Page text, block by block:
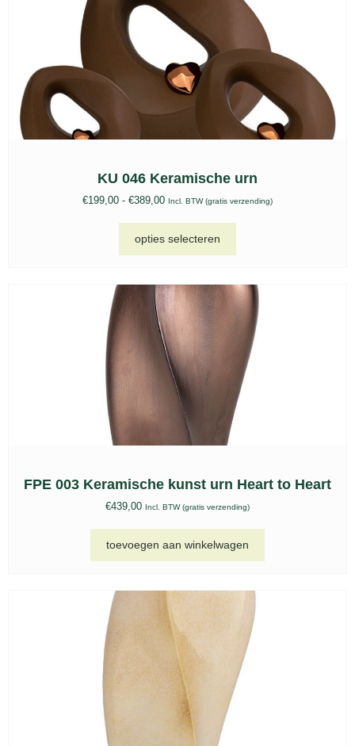
KU 046 Keramische urn
€199,00 - €389,00 Incl. BTW (gratis verzending)
opties selecteren
FPE 003 Keramische kunst urn Heart to Heart
€439,00 Incl. BTW (gratis verzending)
toevoegen aan winkelwagen